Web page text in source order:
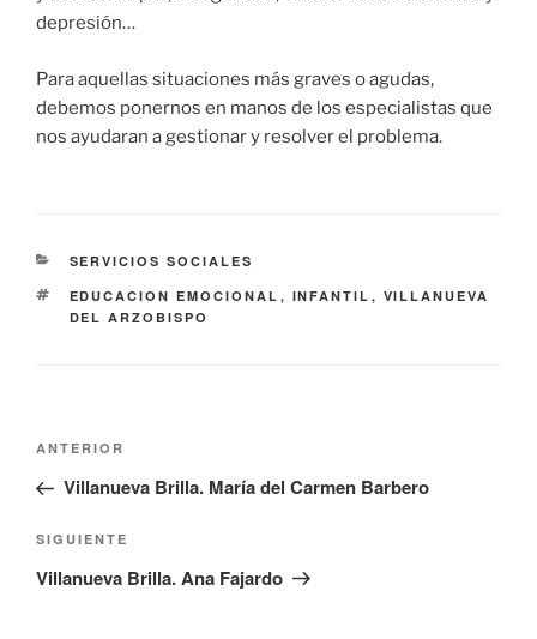
depresión…
Para aquellas situaciones más graves o agudas,
debemos ponernos en manos de los especialistas que
nos ayudaran a gestionar y resolver el problema.
CATEGORÍAS
SERVICIOS SOCIALES
ETIQUETAS
EDUCACION EMOCIONAL , INFANTIL , VILLANUEVA
DEL ARZOBISPO
Navegación
entradas
Entrada
anterior:
ANTERIOR
Villanueva Brilla. María del Carmen Barbero
Siguiente
entrada
SIGUIENTE
Villanueva Brilla. Ana Fajardo